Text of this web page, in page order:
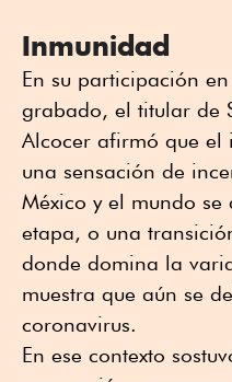
Inmunidad
En su participación
grabado, el titular de
Alcocer afirmó que el
una sensación de
México y el mundo
etapa, o una
donde domina la
muestra que aún se
coronavirus.
En ese contexto